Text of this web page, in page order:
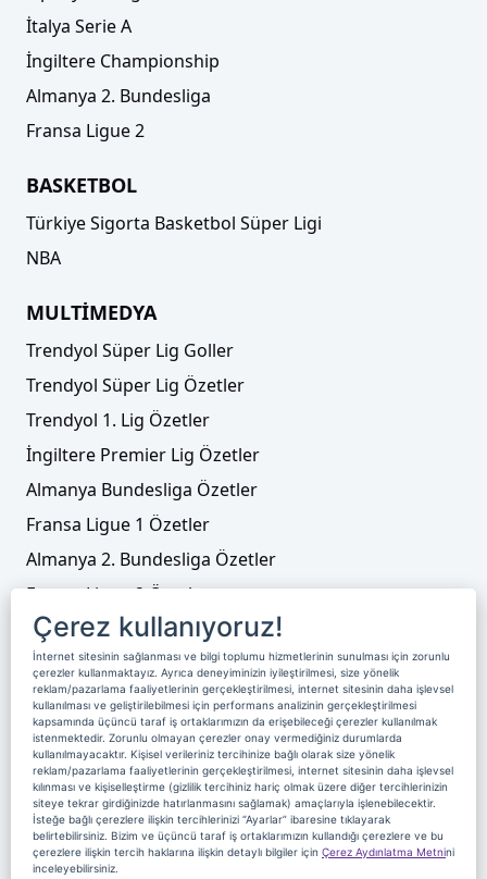
İtalya Serie A
İngiltere Championship
Almanya 2. Bundesliga
Fransa Ligue 2
BASKETBOL
Türkiye Sigorta Basketbol Süper Ligi
NBA
MULTİMEDYA
Trendyol Süper Lig Goller
Trendyol Süper Lig Özetler
Trendyol 1. Lig Özetler
İngiltere Premier Lig Özetler
Almanya Bundesliga Özetler
Fransa Ligue 1 Özetler
Almanya 2. Bundesliga Özetler
Fransa Ligue 2 Özetler
Tenis
Video Liste
Foto Galeriler
Üyelik Yayın Akışı Reklam
Site Sözleşmesi
Künye ve İletişim
Çerez Politikası
Çerez Yönetimi
Veri Sahibi Başvuru Formu
Nereden İzlerim
Çerez kullanıyoruz!
İnternet sitesinin sağlanması ve bilgi toplumu hizmetlerinin sunulması için zorunlu
çerezler kullanmaktayız. Ayrıca deneyiminizin iyileştirilmesi, size yönelik
reklam/pazarlama faaliyetlerinin gerçekleştirilmesi, internet sitesinin daha işlevsel
kullanılması ve geliştirilebilmesi için performans analizinin gerçekleştirilmesi
kapsamında üçüncü taraf iş ortaklarımızın da erişebileceği çerezler kullanılmak
istenmektedir. Zorunlu olmayan çerezler onay vermediğiniz durumlarda
kullanılmayacaktır. Kişisel verileriniz tercihinize bağlı olarak size yönelik
reklam/pazarlama faaliyetlerinin gerçekleştirilmesi, internet sitesinin daha işlevsel
kılınması ve kişiselleştirme (gizlilik tercihiniz hariç olmak üzere diğer tercihlerinizin
siteye tekrar girdiğinizde hatırlanmasını sağlamak) amaçlarıyla işlenebilecektir.
İsteğe bağlı çerezlere ilişkin tercihlerinizi “Ayarlar” ibaresine tıklayarak
belirtebilirsiniz. Bizim ve üçüncü taraf iş ortaklarımızın kullandığı çerezlere ve bu
çerezlere ilişkin tercih haklarına ilişkin detaylı bilgiler için Çerez Aydınlatma Metnini
inceleyebilirsiniz.